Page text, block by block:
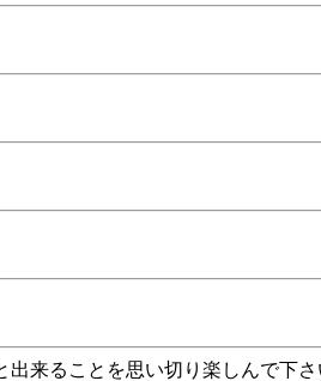
来ることを思い切り楽しんで下さ